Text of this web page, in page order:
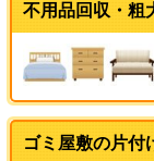
不用品回収・粗
ゴミ屋敷の片付